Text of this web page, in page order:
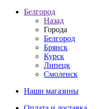
Белгород
Назад
Города
Белгород
Брянск
Курск
Липецк
Смоленск
Наши магазины